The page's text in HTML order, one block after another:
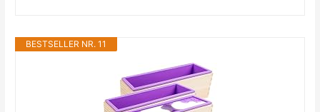
BESTSELLER NR. 11